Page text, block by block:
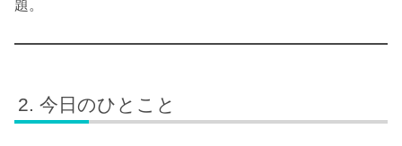
題。
今日のひとこと